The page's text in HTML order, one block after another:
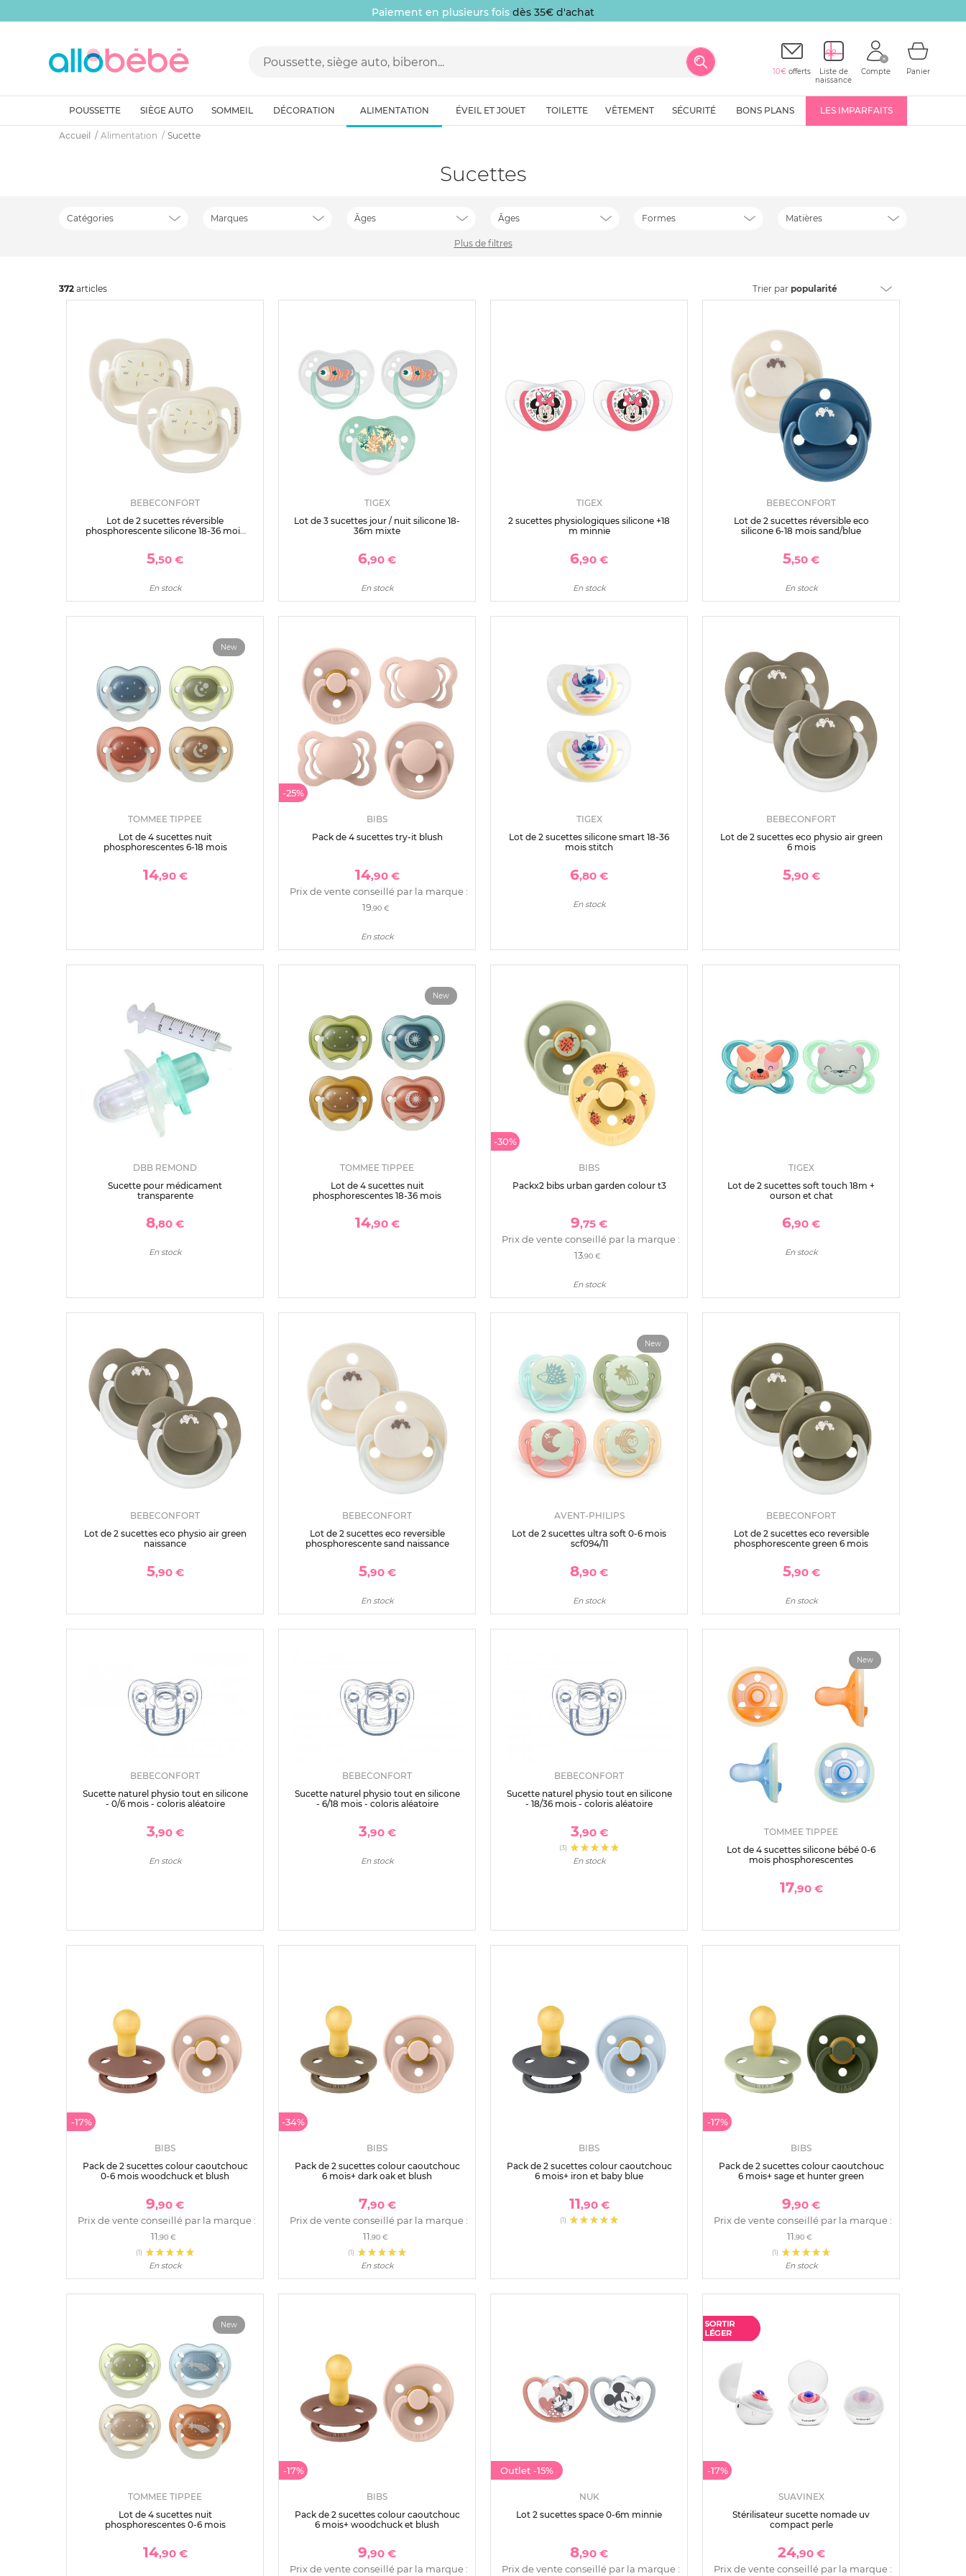
Paiement en plusieurs fois dès 35€ d'achat
10€ offerts
Liste de
naissance
Compte Panier
POUSSETTE SIÈGE AUTO SOMMEIL DÉCORATION ALIMENTATION ÉVEIL ET JOUET TOILETTE VÊTEMENT SÉCURITÉ BONS PLANS LES IMPARFAITS
Accueil Alimentation Sucette
Sucettes
Catégories Marques Âges Âges Formes Matières
Plus de filtres
372 articles Trier par popularité
BEBECONFORT
Lot de 2 sucettes réversible
phosphorescente silicone 18-36 mois
5,50 €
En stock
TIGEX
Lot de 3 sucettes jour / nuit silicone 18-
36m mixte
6,90 €
En stock
TIGEX
2 sucettes physiologiques silicone +18
m minnie
6,90 €
En stock
BEBECONFORT
Lot de 2 sucettes réversible eco
silicone 6-18 mois sand/blue
5,50 €
En stock
New
TOMMEE TIPPEE
Lot de 4 sucettes nuit
phosphorescentes 6-18 mois
14,90 €
-25%
BIBS
Pack de 4 sucettes try-it blush
14,90 €
Prix de vente conseillé par la marque :
19,90 €
En stock
TIGEX
Lot de 2 sucettes silicone smart 18-36
mois stitch
6,80 €
En stock
BEBECONFORT
Lot de 2 sucettes eco physio air green
6 mois
5,90 €
DBB REMOND
Sucette pour médicament
transparente
8,80 €
En stock
New
TOMMEE TIPPEE
Lot de 4 sucettes nuit
phosphorescentes 18-36 mois
14,90 €
-30%
BIBS
Packx2 bibs urban garden colour t3
9,75 €
Prix de vente conseillé par la marque :
13,90 €
En stock
TIGEX
Lot de 2 sucettes soft touch 18m +
ourson et chat
6,90 €
En stock
BEBECONFORT
Lot de 2 sucettes eco physio air green
naissance
5,90 €
BEBECONFORT
Lot de 2 sucettes eco reversible
phosphorescente sand naissance
5,90 €
En stock
New
AVENT-PHILIPS
Lot de 2 sucettes ultra soft 0-6 mois
scf094/11
8,90 €
En stock
BEBECONFORT
Lot de 2 sucettes eco reversible
phosphorescente green 6 mois
5,90 €
En stock
BEBECONFORT
Sucette naturel physio tout en silicone
- 0/6 mois - coloris aléatoire
3,90 €
En stock
BEBECONFORT
Sucette naturel physio tout en silicone
- 6/18 mois - coloris aléatoire
3,90 €
En stock
BEBECONFORT
Sucette naturel physio tout en silicone
- 18/36 mois - coloris aléatoire
3,90 €
(3)
En stock
New
TOMMEE TIPPEE
Lot de 4 sucettes silicone bébé 0-6
mois phosphorescentes
17,90 €
-17%
BIBS
Pack de 2 sucettes colour caoutchouc
0-6 mois woodchuck et blush
9,90 €
Prix de vente conseillé par la marque :
11 ,90 €
(1)
En stock
-34%
BIBS
Pack de 2 sucettes colour caoutchouc
6 mois+ dark oak et blush
7,90 €
Prix de vente conseillé par la marque :
11 ,90 €
(1)
En stock
BIBS
Pack de 2 sucettes colour caoutchouc
6 mois+ iron et baby blue
11,90 €
(1)
-17%
BIBS
Pack de 2 sucettes colour caoutchouc
6 mois+ sage et hunter green
9,90 €
Prix de vente conseillé par la marque :
11 ,90 €
(1)
En stock
New
TOMMEE TIPPEE
Lot de 4 sucettes nuit
phosphorescentes 0-6 mois
14,90 €
-17%
BIBS
Pack de 2 sucettes colour caoutchouc
6 mois+ woodchuck et blush
9,90 €
Prix de vente conseillé par la marque :
Outlet -15%
NUK
Lot 2 sucettes space 0-6m minnie
8,90 €
Prix de vente conseillé par la marque :
-17%
SUAVINEX
Stérilisateur sucette nomade uv
compact perle
24,90 €
Prix de vente conseillé par la marque :